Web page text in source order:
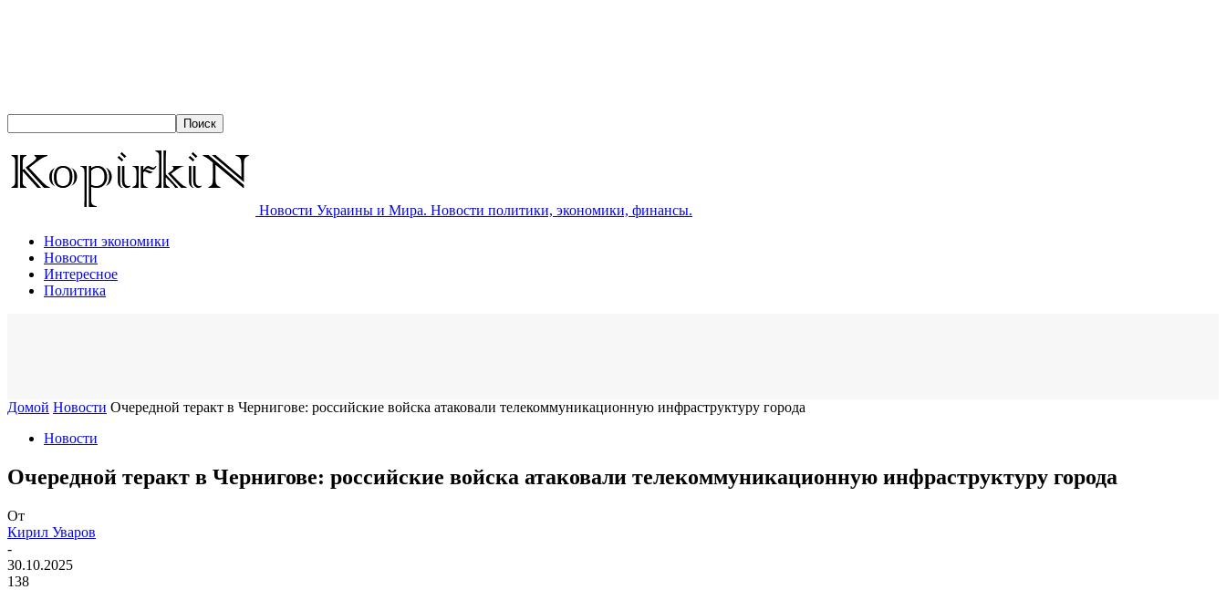
Новости Украины и Мира. Новости политики, экономики, финансы.
Новости экономики
Новости
Интересное
Политика
Домой Новости Очередной теракт в Чернигове: российские войска атаковали телекоммуникационную инфраструктуру города
Новости
Очередной теракт в Чернигове: российские войска атаковали телекоммуникационную инфраструктуру города
От
Кирил Уваров
-
30.10.2025
138